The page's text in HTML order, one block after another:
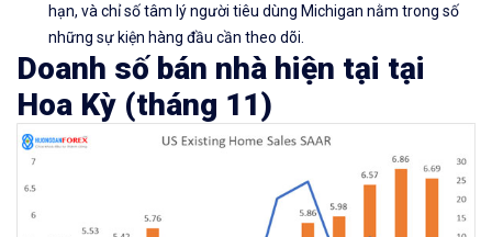
hạn, và chỉ số tâm lý người tiêu dùng Michigan nằm trong số
những sự kiện hàng đầu cần theo dõi.
Doanh số bán nhà hiện tại tại
Hoa Kỳ (tháng 11)